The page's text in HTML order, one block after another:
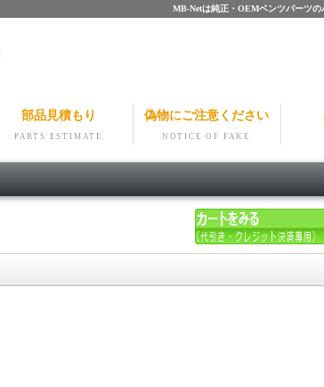
MB-Netは純正・OEMベンツパーツ
部品見積もり
PARTS ESTIMATE
偽物にご注意ください
NOTICE OF FAKE